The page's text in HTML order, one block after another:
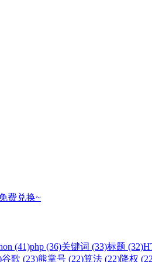
费兑换~
(41)php (36)关键词 (33)标题 (32)
谷歌 (23)熊掌号 (22)算法 (22)降权